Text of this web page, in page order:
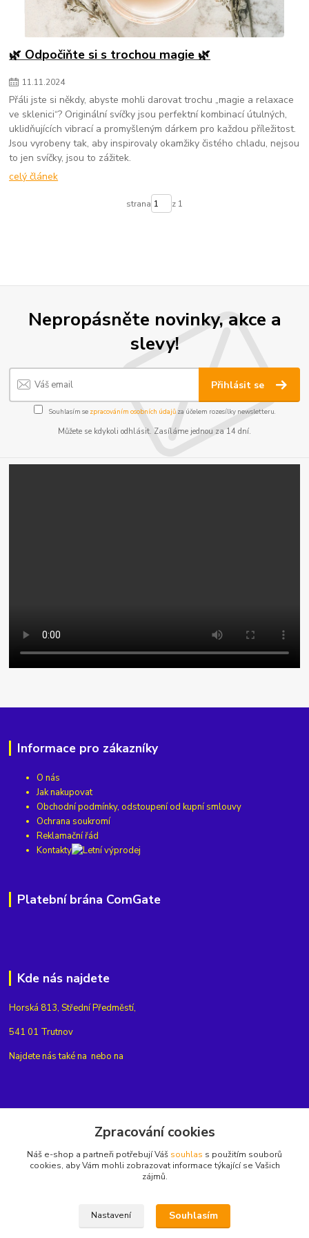
🌿 Odpočiňte si s trochou magie 🌿
11.11.2024
Přáli jste si někdy, abyste mohli darovat trochu „magie a relaxace
ve sklenici“? Originální svíčky jsou perfektní kombinací útulných,
uklidňujících vibrací a promyšleným dárkem pro každou příležitost.
Jsou vyrobeny tak, aby inspirovaly okamžiky čistého chladu, nejsou
to jen svíčky, jsou to zážitek.
celý článek
strana z 1
Nepropásněte novinky, akce a
slevy!
Přihlásit se
Souhlasím se zpracováním osobních údajůza účelem rozesílky newsletteru.
Můžete se kdykoli odhlásit. Zasíláme jednou za 14 dní.
Informace pro zákazníky
O nás
Jak nakupovat
Obchodní podmínky, odstoupení od kupní smlouvy
Ochrana soukromí
Reklamační řád
Kontakty
Platební brána ComGate
Kde nás najdete
Horská 813, Střední Předměstí,
541 01 Trutnov
Najdete nás také na nebo na
+420775654704
Zpracování cookies
Náš e-shop a partneři potřebují Váš souhlas s použitím souborů
cookies, aby Vám mohli zobrazovat informace týkající se Vašich
zájmů.
Nastavení Souhlasím